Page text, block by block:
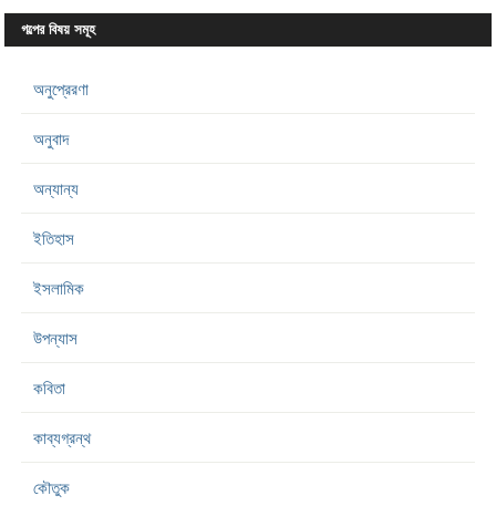
গল্পের বিষয় সমূহ
অনুপ্রেরণা
অনুবাদ
অন্যান্য
ইতিহাস
ইসলামিক
উপন্যাস
কবিতা
কাব্যগ্রন্থ
কৌতুক